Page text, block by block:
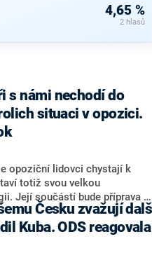
4,65 %
2 hlasů
s námi nechodí do
situaci v opozici.
opoziční lidovci chystají k
totiž svou velkou
Její součástí bude příprava na
ve středu na setkání s novináři
Jan Grolich. Ten zároveň v
ve Vyškově. Popsal i
strany nebo političtí
o slabé a v defenzivě. „Je to
Kuba. ODS reagovala